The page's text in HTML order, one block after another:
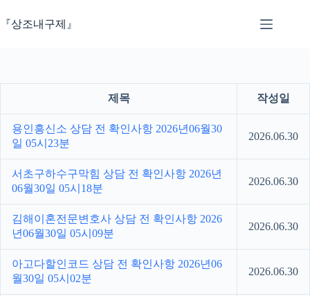
문『상조내구제』
제목 작성일
용인흥신소 상담 전 확인사항 2026년06월30
일 05시23분
2026.06.30
서초구하수구막힘 상담 전 확인사항 2026년
06월30일 05시18분
2026.06.30
김해이혼전문변호사 상담 전 확인사항 2026
년06월30일 05시09분
2026.06.30
아고다할인코드 상담 전 확인사항 2026년06
월30일 05시02분
2026.06.30